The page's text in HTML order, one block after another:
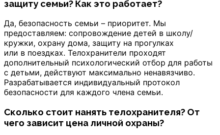
защиту семьи? Как это работает?
Да, безопасность семьи – приоритет. Мы
предоставляем: сопровождение детей в школу/
кружки, охрану дома, защиту на прогулках
или в поездках. Телохранители проходят
дополнительный психологический отбор для работы
с детьми, действуют максимально ненавязчиво.
Разрабатывается индивидуальный протокол
безопасности для каждого члена семьи.
Сколько стоит нанять телохранителя? От
чего зависит цена личной охраны?